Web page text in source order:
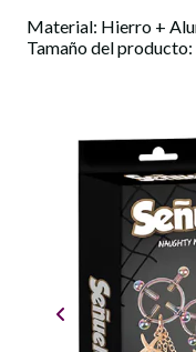
Material: Hierro +
Tamaño del producto: